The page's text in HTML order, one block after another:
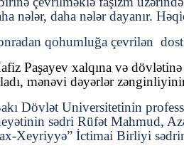
nələr, daha nələr dayanır.
qohumluğa çevrilən
Paşayev xalqına və
mənəvi dəyərlər
Dövlət Universitetinin
sədri Rüfət Mahmud,
Xeyriyyə” İctimai Birliyi